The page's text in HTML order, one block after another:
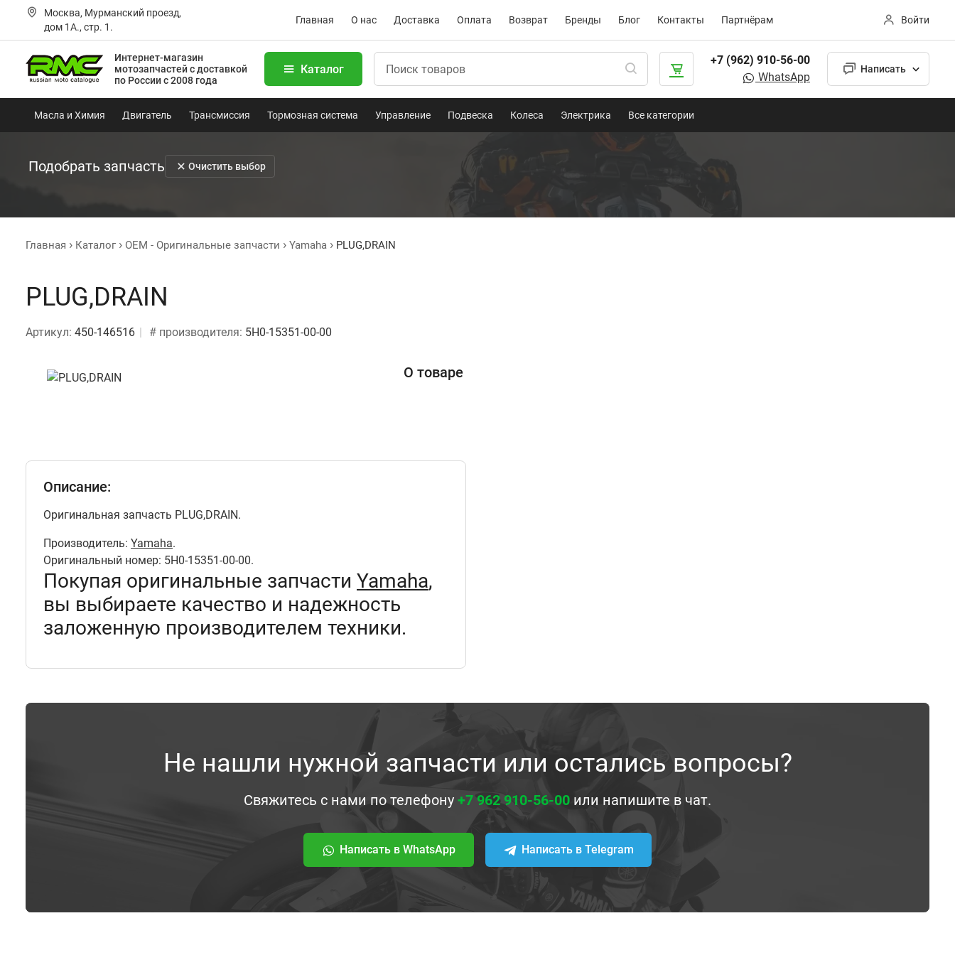
Москва, Мурманский проезд,
дом 1А., стр. 1.
Главная О нас Доставка Оплата Возврат Бренды Блог Контакты Партнёрам Войти
Интернет-магазин
мотозапчастейс доставкой
по России с 2008 года
Каталог
+7 (962) 910-56-00
WhatsApp
Написать
Масла и Химия Двигатель Трансмиссия Тормозная система Управление Подвеска Колеса Электрика Все категории
Подобрать запчасть Очистить выбор
Главная Каталог OEM - Оригинальные запчасти Yamaha PLUG,DRAIN
PLUG,DRAIN
Артикул: 450-146516 # производителя: 5H0-15351-00-00
О товаре
Описание:
Оригинальная запчасть PLUG,DRAIN.
Производитель: Yamaha.
Оригинальный номер: 5H0-15351-00-00.
Покупая оригинальные запчасти Yamaha,
вы выбираете качество и надежность
заложенную производителем техники.
Не нашли нужной запчасти или остались вопросы?
Свяжитесь с нами по телефону +7 962 910-56-00 или напишите в чат.
Написать в WhatsApp Написать в Telegram